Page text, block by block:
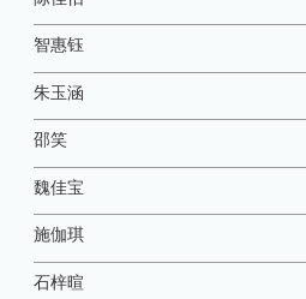
智惠钰
朱玉涵
邵笑
魏佳宝
施伽琪
石梓暄